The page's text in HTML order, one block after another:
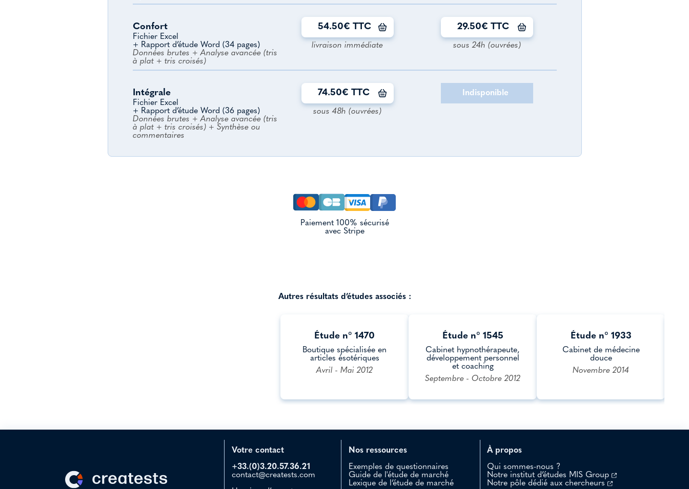
Confort
Fichier Excel
+ Rapport d’étude Word (34 pages)
Données brutes + Analyse avancée (tris
à plat + tris croisés)
54.50€ TTC
livraison immédiate
29.50€ TTC
sous 24h (ouvrées)
Intégrale
Fichier Excel
+ Rapport d’étude Word (36 pages)
Données brutes + Analyse avancée (tris
à plat + tris croisés) + Synthèse ou
commentaires
74.50€ TTC
sous 48h (ouvrées)
Indisponible
Paiement 100% sécurisé
avec Stripe
Autres résultats d’études associés :
Étude n° 1470
Boutique spécialisée en
articles ésotériques
Avril - Mai 2012
Étude n° 1545
Cabinet hypnothérapeute,
développement personnel
et coaching
Septembre - Octobre 2012
Étude n° 1933
Cabinet de médecine
douce
Novembre 2014
Votre contact
+33.(0)3.20.57.36.21
contact@creatests.com
Nos ressources
Exemples de questionnaires
Guide de l'étude de marché
Lexique de l’étude de marché
À propos
Qui sommes-nous ?
Notre institut d’études MIS Group
Notre pôle dédié aux chercheurs